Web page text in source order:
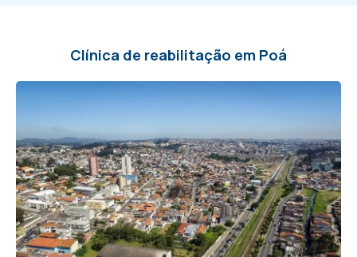
Clínica de reabilitação em Poá